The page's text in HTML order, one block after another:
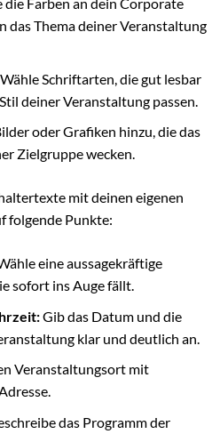
das Thema deiner Veranstaltung
Schriftarten, die gut lesbar
deiner Veranstaltung passen.
oder Grafiken hinzu, die das
Zielgruppe wecken.
mit deinen eigenen
folgende Punkte:
eine aussagekräftige
sofort ins Auge fällt.
Gib das Datum und die
klar und deutlich an.
Veranstaltungsort mit
das Programm der